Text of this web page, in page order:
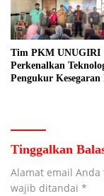
Tim PKM UNUGIRI
Perkenalkan
Pengukur Kesegaran
Tinggalkan
Alamat email
wajib ditandai *